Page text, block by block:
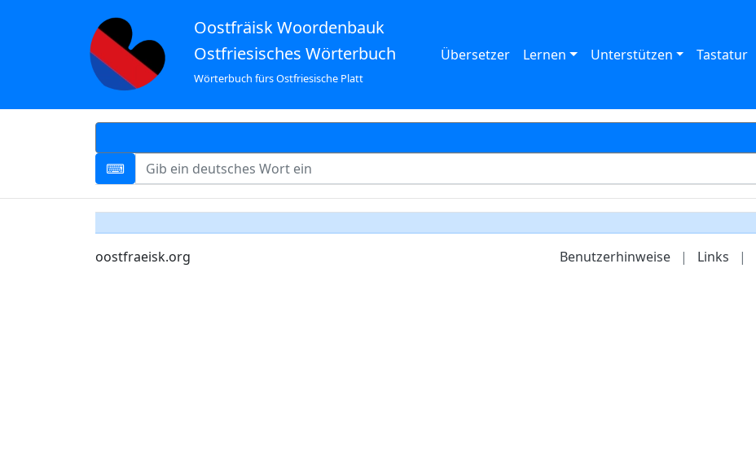
Oostfräisk Woordenbauk
Ostfriesisches Wörterbuch
Wörterbuch fürs Ostfriesische Platt
Übersetzer Lernen Unterstützen Tastatur
oostfraeisk.org Benutzerhinweise | Links |